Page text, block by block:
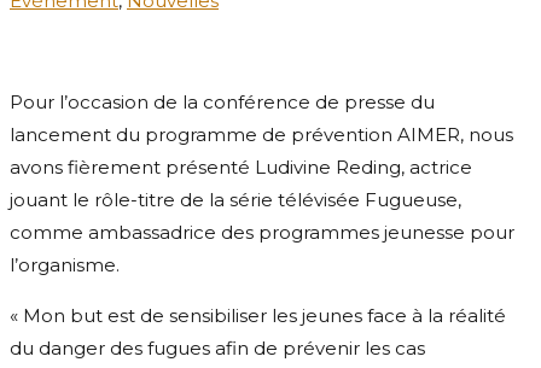
Pour l’occasion de la conférence de presse du
lancement du programme de prévention AIMER, nous
avons fièrement présenté Ludivine Reding, actrice
jouant le rôle-titre de la série télévisée Fugueuse,
comme ambassadrice des programmes jeunesse pour
l’organisme.
« Mon but est de sensibiliser les jeunes face à la réalité
du danger des fugues afin de prévenir les cas